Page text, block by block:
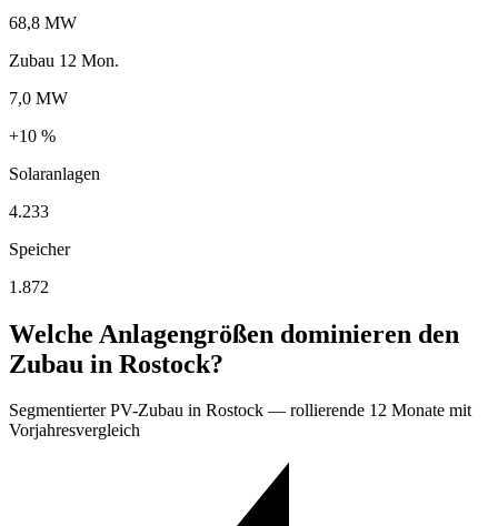
68,8 MW
Zubau 12 Mon.
7,0 MW
+10 %
Solaranlagen
4.233
Speicher
1.872
Welche Anlagengrößen dominieren den
Zubau in Rostock?
Segmentierter PV-Zubau in Rostock — rollierende 12 Monate mit
Vorjahresvergleich